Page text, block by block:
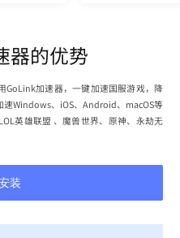
器的优势
GoLink加速器，一键加速国服游戏，降
Windows、iOS、Android、macOS等
英雄联盟 、魔兽世界、原神、永劫无
装